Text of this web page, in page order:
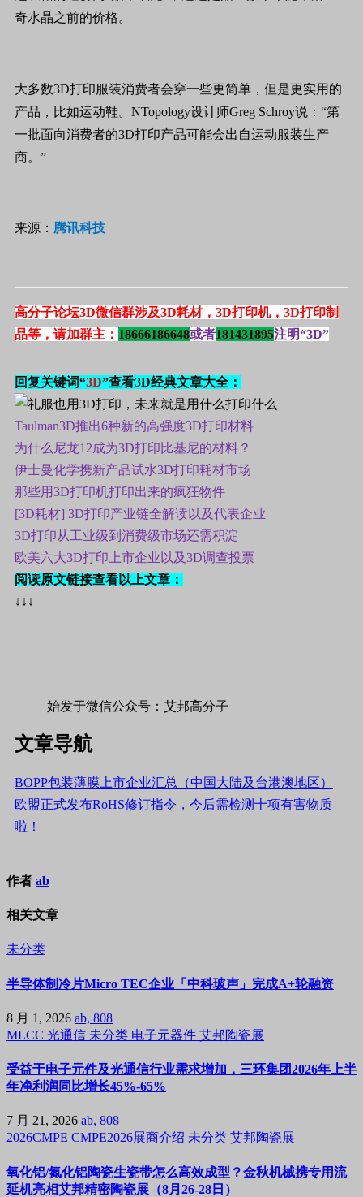
奇水晶之前的价格。
大多数3D打印服装消费者会穿一些更简单，但是更实用的
产品，比如运动鞋。 NTopology设计师Greg Schroy说：“第
一批面向消费者的3D打印产品可能会出自运动服装生产
商。”
来源： 腾讯科技
高分子论坛3D微信群涉及3D耗材，3D打印机，3D打印制
品等，请加群主： 18666186648或者181431895注明“3D”
回复关键词“3D”查看3D经典文章大全：
Taulman3D推出6种新的高强度3D打印材料
为什么尼龙12成为3D打印比基尼的材料？
伊士曼化学携新产品试水3D打印耗材市场
那些用3D打印机打印出来的疯狂物件
[3D耗材] 3D打印产业链全解读以及代表企业
3D打印从工业级到消费级市场还需积淀
欧美六大3D打印上市企业以及3D调查投票
阅读原文链接查看以上文章：
↓↓↓
始发于微信公众号：艾邦高分子
文章导航
BOPP包装薄膜上市企业汇总（中国大陆及台港澳地区）
欧盟正式发布RoHS修订指令，今后需检测十项有害物质
啦！
作者 ab
相关文章
未分类
半导体制冷片Micro TEC企业「中科玻声」完成A+轮融资
8 月 1, 2026 ab, 808
MLCC 光通信 未分类 电子元器件 艾邦陶瓷展
受益于电子元件及光通信行业需求增加，三环集团2026年上半
年净利润同比增长45%-65%
7 月 21, 2026 ab, 808
2026CMPE CMPE2026展商介绍 未分类 艾邦陶瓷展
氧化铝/氮化铝陶瓷生瓷带怎么高效成型？金秋机械携专用流
延机亮相艾邦精密陶瓷展（8月26-28日）